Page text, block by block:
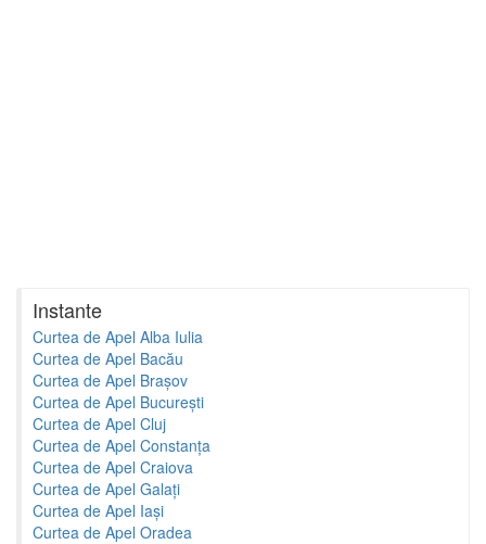
Instante
Curtea de Apel Alba Iulia
Curtea de Apel Bacău
Curtea de Apel Brașov
Curtea de Apel București
Curtea de Apel Cluj
Curtea de Apel Constanța
Curtea de Apel Craiova
Curtea de Apel Galați
Curtea de Apel Iași
Curtea de Apel Oradea